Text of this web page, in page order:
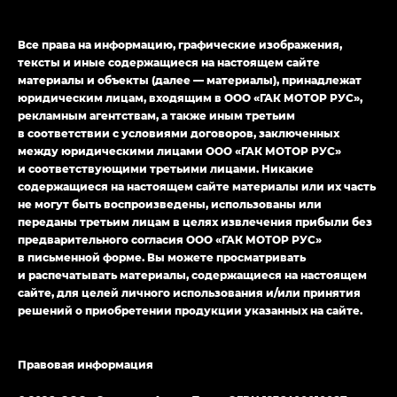
LOUNGE
Empow — Эмпау (Empow) в комплектации
Джи Эс — GS, Джи Эль с элементы экстерьера
в спортивном стиле — GL(S-Style)
Все права на информацию, графические изображения,
тексты и иные содержащиеся на настоящем сайте
материалы и объекты (далее — материалы), принадлежат
юридическим лицам, входящим в ООО «ГАК МОТОР РУС»,
рекламным агентствам, а также иным третьим
в соответствии с условиями договоров, заключенных
между юридическими лицами ООО «ГАК МОТОР РУС»
и соответствующими третьими лицами. Никакие
содержащиеся на настоящем сайте материалы или их часть
не могут быть воспроизведены, использованы или
переданы третьим лицам в целях извлечения прибыли без
предварительного согласия ООО «ГАК МОТОР РУС»
в письменной форме. Вы можете просматривать
и распечатывать материалы, содержащиеся на настоящем
сайте, для целей личного использования и/или принятия
решений о приобретении продукции указанных на сайте.
Правовая информация